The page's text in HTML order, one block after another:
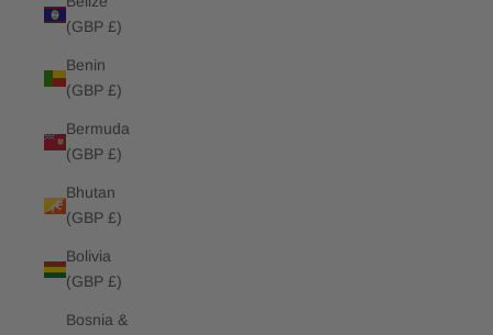
(GBP £)
Benin
(GBP £)
Bermuda
(GBP £)
Bhutan
(GBP £)
Bolivia
(GBP £)
Bosnia &